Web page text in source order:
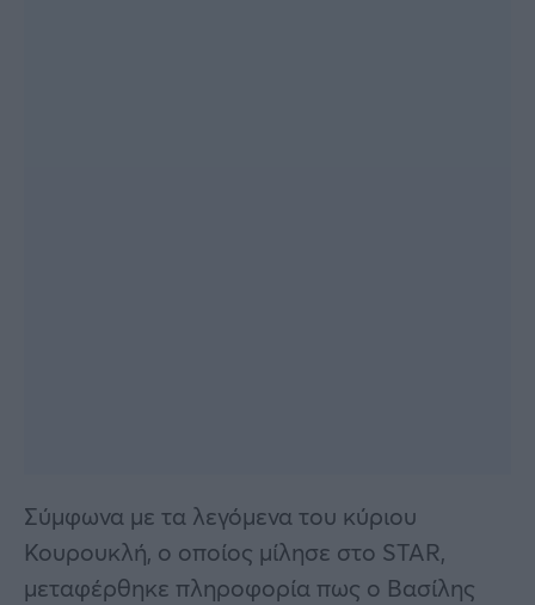
Σύμφωνα με τα λεγόμενα του κύριου
Κουρουκλή, ο οποίος μίλησε στο STAR,
μεταφέρθηκε πληροφορία πως ο Βασίλης